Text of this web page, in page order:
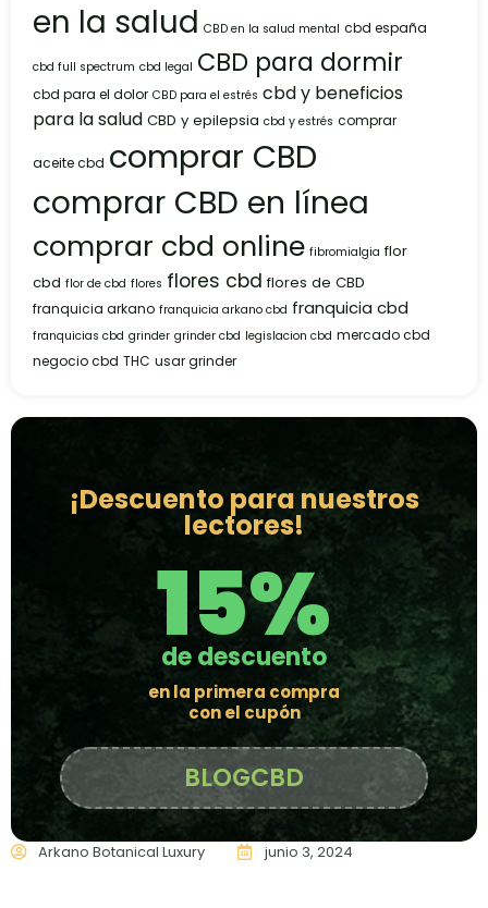
Arkano Botanical Luxury junio 3, 2024
en la salud CBD en la salud mental cbd españa
cbd full spectrum cbd legal CBD para dormir
cbd para el dolor CBD para el estrés cbd y beneficios
para la salud CBD y epilepsia cbd y estrés comprar
aceite cbd comprar CBD
comprar CBD en línea
comprar cbd online fibromialgia flor
cbd flor de cbd flores flores cbd flores de CBD
franquicia arkano franquicia arkano cbd franquicia cbd
franquicias cbd grinder grinder cbd legislacion cbd mercado cbd
negocio cbd THC usar grinder
¡Descuento para nuestros
lectores!
15%
de descuento
en la primera compra
con el cupón
BLOGCBD